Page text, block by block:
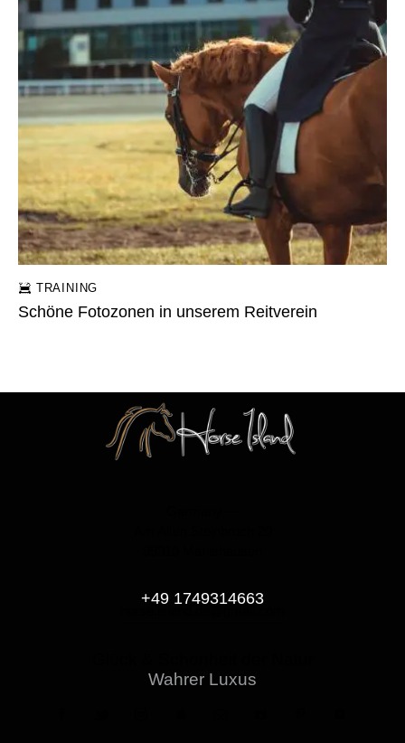
TRAINING
Schöne Fotozonen in unserem Reitverein
+49 1749314663
Wahrer Luxus